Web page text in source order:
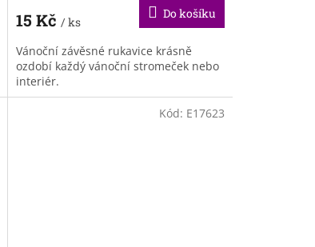
15 Kč / ks
Do košíku
Vánoční závěsné rukavice krásně
ozdobí každý vánoční stromeček nebo
interiér.
Kód: E17623